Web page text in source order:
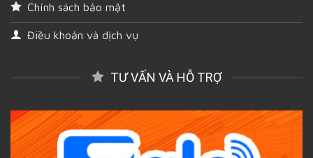
Chính sách bảo mật
Điều khoản và dịch vụ
TƯ VẤN VÀ HỖ TRỢ